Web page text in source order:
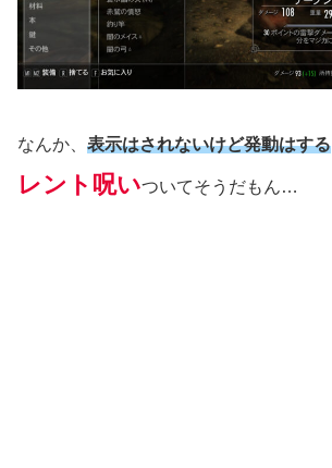
なんか、 表示はされないけど発動はする
レント呪いついてそうだもん…